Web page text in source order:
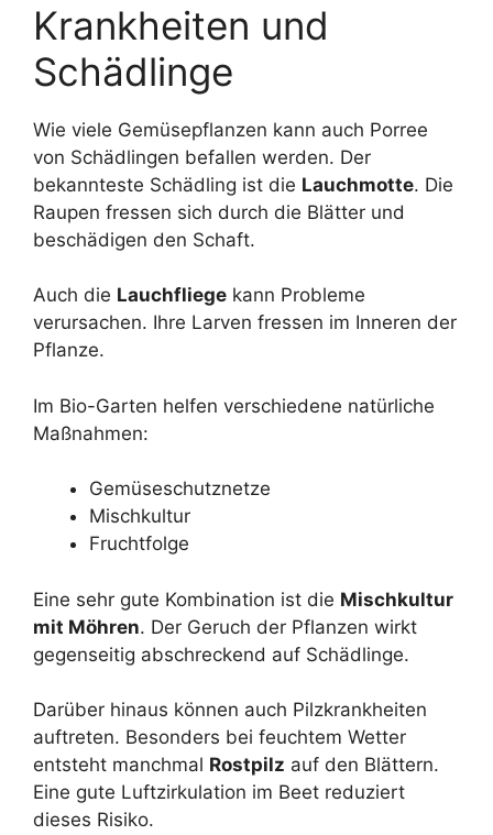
Krankheiten und
Schädlinge
Wie viele Gemüsepflanzen kann auch Porree
von Schädlingen befallen werden. Der
bekannteste Schädling ist die Lauchmotte. Die
Raupen fressen sich durch die Blätter und
beschädigen den Schaft.
Auch die Lauchfliege kann Probleme
verursachen. Ihre Larven fressen im Inneren der
Pflanze.
Im Bio-Garten helfen verschiedene natürliche
Maßnahmen:
Gemüseschutznetze
Mischkultur
Fruchtfolge
Eine sehr gute Kombination ist die Mischkultur
mit Möhren. Der Geruch der Pflanzen wirkt
gegenseitig abschreckend auf Schädlinge.
Darüber hinaus können auch Pilzkrankheiten
auftreten. Besonders bei feuchtem Wetter
entsteht manchmal Rostpilz auf den Blättern.
Eine gute Luftzirkulation im Beet reduziert
dieses Risiko.